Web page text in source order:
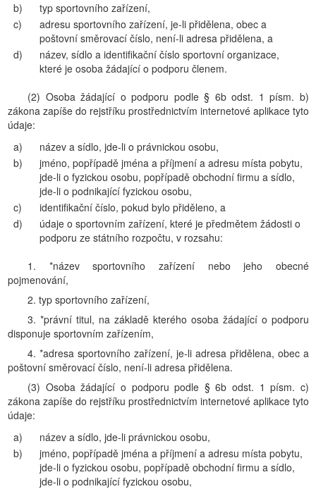
b)
typ sportovního zařízení,
c)
adresu sportovního zařízení, je-li přidělena, obec a
poštovní směrovací číslo, není-li adresa přidělena, a
d)
název, sídlo a identifikační číslo sportovní organizace,
které je osoba žádající o podporu členem.
(2) Osoba žádající o podporu podle § 6b odst. 1 písm. b)
zákona zapíše do rejstříku prostřednictvím internetové aplikace tyto
údaje:
a)
název a sídlo, jde-li o právnickou osobu,
b)
jméno, popřípadě jména a příjmení a adresu místa pobytu,
jde-li o fyzickou osobu, popřípadě obchodní firmu a sídlo,
jde-li o podnikající fyzickou osobu,
c)
identifikační číslo, pokud bylo přiděleno, a
d)
údaje o sportovním zařízení, které je předmětem žádosti o
podporu ze státního rozpočtu, v rozsahu:
1. *název sportovního zařízení nebo jeho obecné
pojmenování,
2. typ sportovního zařízení,
3. *právní titul, na základě kterého osoba žádající o podporu
disponuje sportovním zařízením,
4. *adresa sportovního zařízení, je-li adresa přidělena, obec a
poštovní směrovací číslo, není-li adresa přidělena.
(3) Osoba žádající o podporu podle § 6b odst. 1 písm. c)
zákona zapíše do rejstříku prostřednictvím internetové aplikace tyto
údaje:
a)
název a sídlo, jde-li právnickou osobu,
b)
jméno, popřípadě jména a příjmení a adresu místa pobytu,
jde-li o fyzickou osobu, popřípadě obchodní firmu a sídlo,
jde-li o podnikající fyzickou osobu,